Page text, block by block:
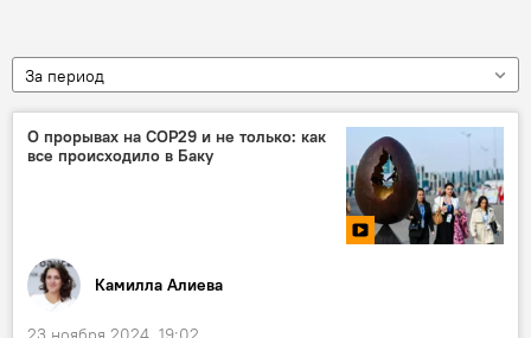
За период
О прорывах на СОР29 и не только: как
все происходило в Баку
Камилла Алиева